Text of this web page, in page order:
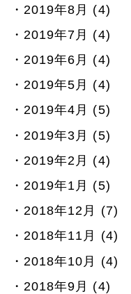
2019年8月 (4)
2019年7月 (4)
2019年6月 (4)
2019年5月 (4)
2019年4月 (5)
2019年3月 (5)
2019年2月 (4)
2019年1月 (5)
2018年12月 (7)
2018年11月 (4)
2018年10月 (4)
2018年9月 (4)